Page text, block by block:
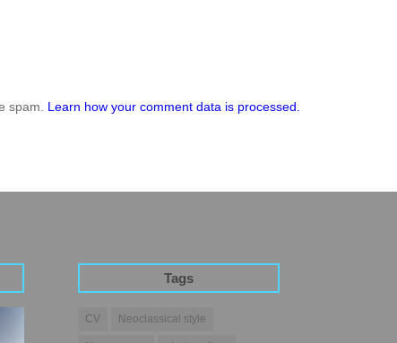
spam. Learn how your comment data is processed.
Tags
CV Neoclassical style